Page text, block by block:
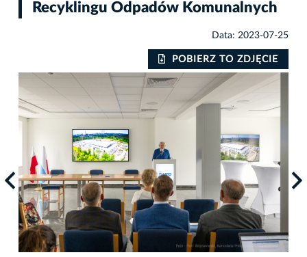
Recyklingu Odpadów Komunalnych
Data: 2023-07-25
POBIERZ TO ZDJĘCIE